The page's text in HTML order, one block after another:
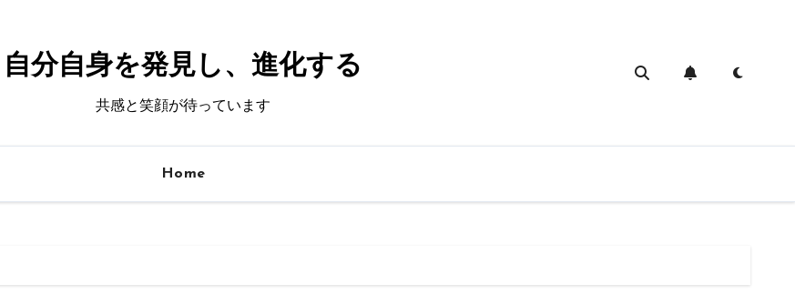
自分自身を発見し、進化する
共感と笑顔が待っています
Home